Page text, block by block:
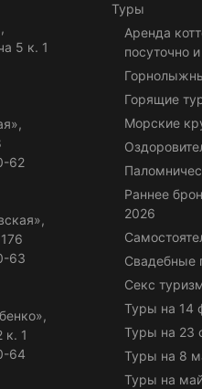
5 к. 1
62
63
к. 1
64
Туры
Аренда
посуточно
Горящие
Морские
Раннее
2026
Свадебные
Секс
Туры на 14
Туры на 23
Туры на 8
Туры на